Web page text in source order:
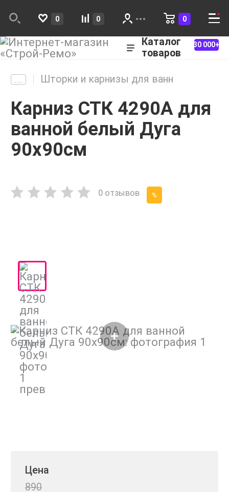
0 0 0
Каталог
товаров
30 000+
Шторки и карнизы для ванн
Карниз СТК 4290А для
ванной белый Дуга
90х90см
0 отзывов %
Цена
890